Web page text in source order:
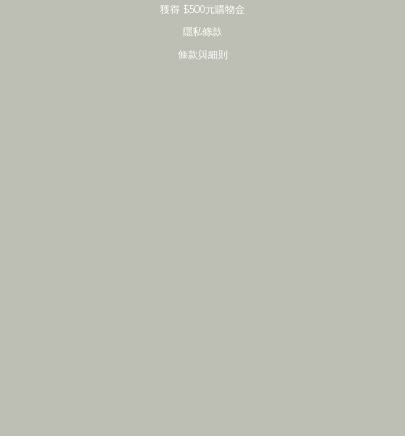
獲得 $500元購物金
隱私條款
條款與細則